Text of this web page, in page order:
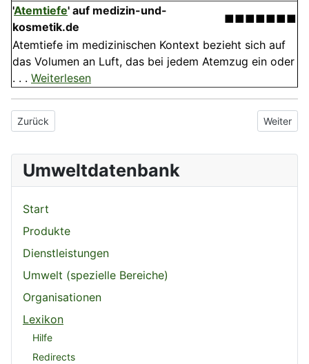
'Atemtiefe' auf medizin-und-
kosmetik.de
■■■■■■■
Atemtiefe im medizinischen Kontext bezieht sich auf
das Volumen an Luft, das bei jedem Atemzug ein oder
. . . Weiterlesen
Vorheriger Beitrag: Sauerstoffproduktion
Zurück Nächster
Weiter
Umweltdatenbank
Start
Produkte
Dienstleistungen
Umwelt (spezielle Bereiche)
Organisationen
Lexikon
Hilfe
Redirects